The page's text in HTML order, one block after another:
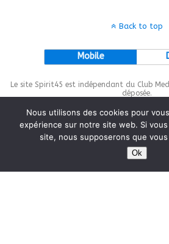
Back to top
Mobile
Le site Spirit45 est indépendant du Club
déposée.
This site is protected bywp-
Nous utilisons des cookies pour
expérience sur notre site web. Si
site, nous supposerons que
Ok